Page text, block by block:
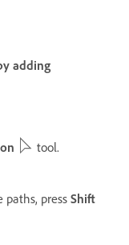
adding
tool.
paths, pressShift